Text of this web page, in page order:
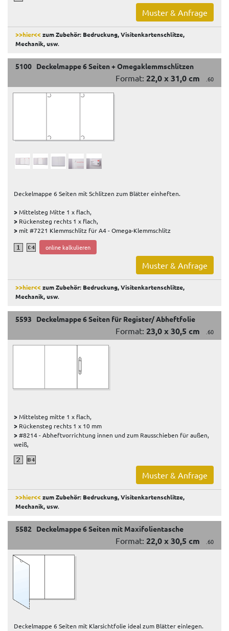
Muster & Anfrage
>>hier<<zum Zubehör: Bedruckung, Visitenkartenschlitze,
Mechanik, usw.
5100 Deckelmappe 6 Seiten + Omegaklemmschlitzen
Format: 22,0 x 31,0 cm .60
Deckelmappe 6 Seiten mit Schlitzen zum Blätter einheften.
>Mittelsteg Mitte 1 x flach,
> Rückensteg rechts 1 x flach,
> mit #7221 Klemmschlitz für A4 - Omega-Klemmschlitz
online kalkulieren
Muster & Anfrage
>>hier<<zum Zubehör: Bedruckung, Visitenkartenschlitze,
Mechanik, usw.
5593 Deckelmappe 6 Seiten für Register/ Abheftfolie
Format: 23,0 x 30,5 cm .60
>Mittelsteg mitte 1 x flach,
> Rückensteg rechts 1 x 10 mm
>#8214 - Abheftvorrichtung innen und zum Rausschieben für außen,
weiß,
Muster & Anfrage
>>hier<<zum Zubehör: Bedruckung, Visitenkartenschlitze,
Mechanik, usw.
5582 Deckelmappe 6 Seiten mit Maxifolientasche
Format: 22,0 x 30,5 cm .60
Deckelmappe 6 Seiten mit Klarsichtfolie ideal zum Blätter einlegen.